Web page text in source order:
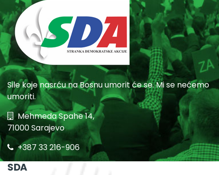
Sile koje nasrću na Bosnu umorit će se. Mi se nećemo
umoriti.
Mehmeda Spahe 14,
71000 Sarajevo
+387 33 216-906
SDA